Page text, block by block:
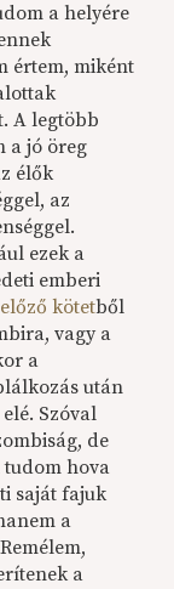
a helyére
értem, miként
A legtöbb
a jó öreg
élők
az
ezek a
emberi
előző kötetből
vagy a
a
után
Szóval
de
tudom hova
saját fajuk
a
a